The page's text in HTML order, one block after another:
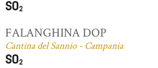
FALANGHINA DOP
Cantina del Sannio - Campania